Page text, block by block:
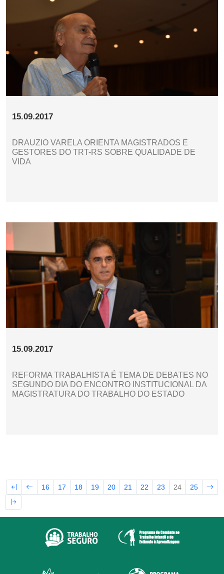
15.09.2017
DRAUZIO VARELA ORIENTA MAGISTRADOS E
GESTORES DO TRT-RS SOBRE QUALIDADE DE
VIDA
15.09.2017
REFORMA TRABALHISTA É TEMA DE DEBATES NO
SEGUNDO DIA DO ENCONTRO INSTITUCIONAL DA
MAGISTRATURA DO TRABALHO DO ESTADO
16 17 18 19 20 21 22 23 24 25